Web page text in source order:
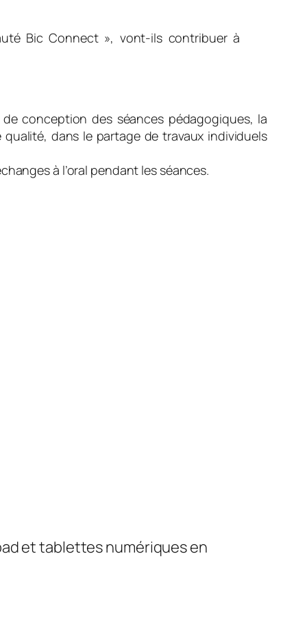
Bic Connect », vont-ils contribuer à
conception des séances pédagogiques, la
dans le partage de travaux individuels
à l’oral pendant les séances.
et tablettes numériques en